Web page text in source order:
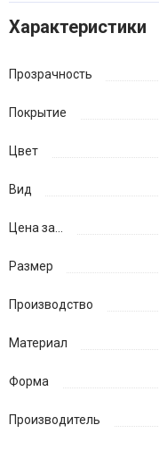
Характеристики
Прозрачность
Покрытие
Цвет
Вид
Цена за...
Размер
Производство
Материал
Форма
Производитель